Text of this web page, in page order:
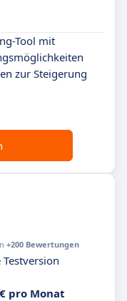
Tool mit
zur Steigerung
+200 Bewertungen
pro Monat